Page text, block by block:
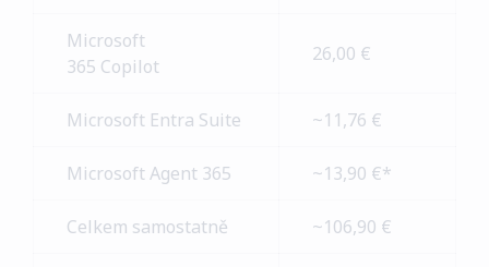
Microsoft
365 Copilot
26,00 €
Microsoft Entra Suite ~11,76 €
Microsoft Agent 365 ~13,90 €*
Celkem samostatně ~106,90 €